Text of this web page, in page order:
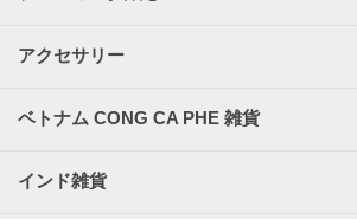
アクセサリー
ベトナム CONG CA PHE 雑貨
インド雑貨